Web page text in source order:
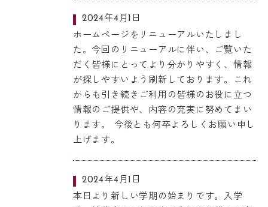
2024年4月1日
ホームページをリニューアルいたしまし
た。今回のリニューアルに伴い、ご覧いた
だく皆様にとってより分かりやすく、情報
が探しやすいよう刷新しております。これ
からも引き続きご利用の皆様のお役に立つ
情報のご提供や、内容の充実に努めてまい
ります。 今後とも何卒よろしくお願い申し
上げます。
2024年4月1日
本日より新しい学期の始まりです。入学